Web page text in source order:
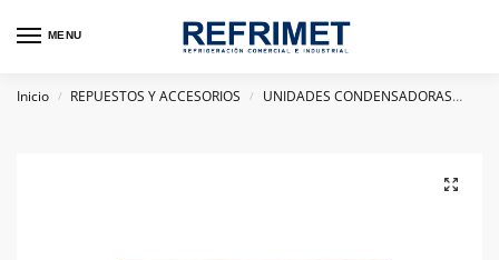
MENU
Inicio / REPUESTOS Y ACCESORIOS / UNIDADES CONDENSADORAS